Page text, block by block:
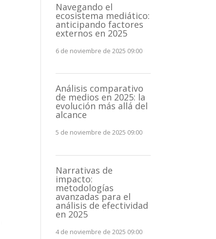
Navegando el
ecosistema mediático:
anticipando factores
externos en 2025
6 de noviembre de 2025 09:00
Análisis comparativo
de medios en 2025: la
evolución más allá del
alcance
5 de noviembre de 2025 09:00
Narrativas de
impacto:
metodologías
avanzadas para el
análisis de efectividad
en 2025
4 de noviembre de 2025 09:00